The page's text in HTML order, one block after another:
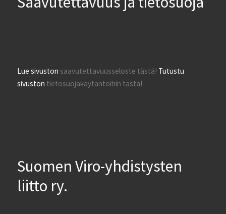
Lue sivustonsaavutettavuusseloste tästä! Tutustu
sivuston tietosuojakäytäntöihin tästä!
Suomen Viro-yhdistysten
liitto ry.